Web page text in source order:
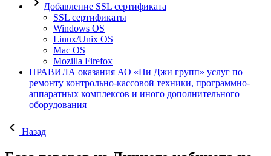
Добавление SSL сертификата
SSL сертификаты
Windows OS
Linux/Unix OS
Mac OS
Mozilla Firefox
ПРАВИЛА оказания АО «Пи Джи групп» услуг по
ремонту контрольно-кассовой техники, программно-
аппаратных комплексов и иного дополнительного
оборудования
Назад